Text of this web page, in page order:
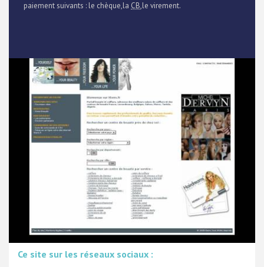
paiement suivants : le chèque,la CB,le virement.
Ce site sur les réseaux sociaux :